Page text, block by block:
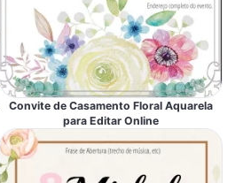
Convite de Casamento Floral Aquarela
para Editar Online